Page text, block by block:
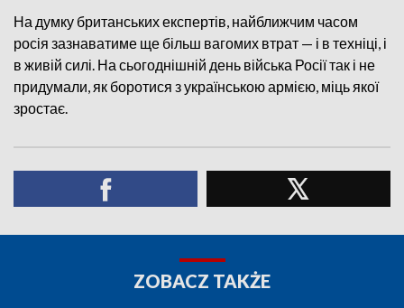
На думку британських експертів, найближчим часом
росія зазнаватиме ще більш вагомих втрат — і в техніці, і
в живій силі. На сьогоднішній день війська Росії так і не
придумали, як боротися з українською армією, міць якої
зростає.
ZOBACZ TAKŻE